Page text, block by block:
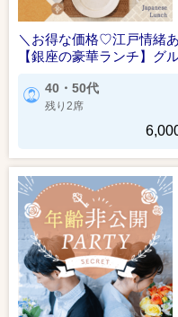
＼お得な価格♡江戸情緒
【銀座の豪華ランチ】グ
40・50代
残り2席